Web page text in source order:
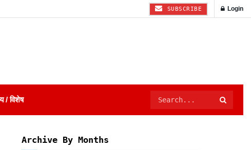
SUBSCRIBE Login
/ विशेष
Archive By Months